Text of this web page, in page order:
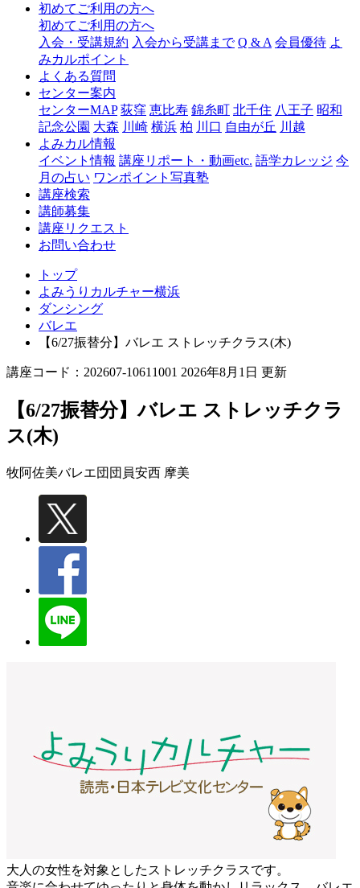
ャ
浜
初めてご利用の方へ
初めてご利用の方へ
入会・受講規約 入会から受講まで Q & A 会員優待 よ
みカルポイント
よくある質問
センター案内
センターMAP 荻窪 恵比寿 錦糸町 北千住 八王子 昭和
記念公園 大森 川崎 横浜 柏 川口 自由が丘 川越
よみカル情報
イベント情報 講座リポート・動画etc. 語学カレッジ 今
月の占い ワンポイント写真塾
講座検索
講師募集
講座リクエスト
お問い合わせ
トップ
よみうりカルチャー横浜
ダンシング
バレエ
【6/27振替分】バレエ ストレッチクラス(木)
講座コード：202607-10611001 2026年8月1日 更新
【6/27振替分】バレエ ストレッチクラ
ス(木)
牧阿佐美バレエ団団員安西 摩美
大人の女性を対象としたストレッチクラスです。